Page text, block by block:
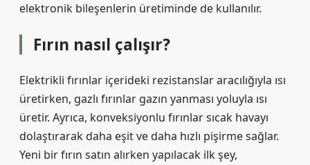
elektronik bileşenlerin üretiminde de kullanılır.
Fırın nasıl çalışır?
Elektrikli fırınlar içerideki rezistanslar aracılığıyla ısı
üretirken, gazlı fırınlar gazın yanması yoluyla ısı
üretir. Ayrıca, konveksiyonlu fırınlar sıcak havayı
dolaştırarak daha eşit ve daha hızlı pişirme sağlar.
Yeni bir fırın satın alırken yapılacak ilk şey,